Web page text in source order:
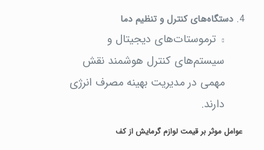
دستگاه‌های کنترل و تنظیم دما
ترموستات‌های دیجیتال و
سیستم‌های کنترل هوشمند نقش
مهمی در مدیریت بهینه مصرف انرژی
دارند.
عوامل موثر بر قیمت لوازم گرمایش از کف